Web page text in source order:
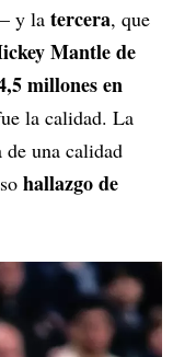
y la tercera, que
Mantle de
millones en
la calidad. La
de una calidad
hallazgo de